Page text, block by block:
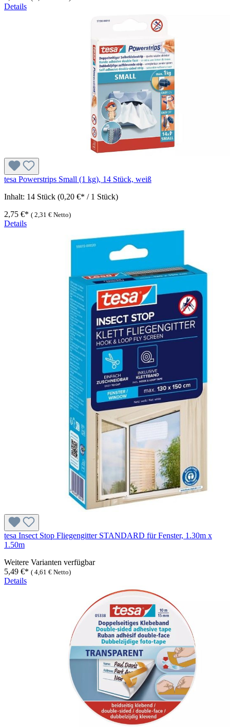
Details
tesa Powerstrips Small (1 kg), 14 Stück, weiß
Inhalt: 14 Stück (0,20 €* / 1 Stück)
2,75 €* ( 2,31 € Netto)
Details
tesa Insect Stop Fliegengitter STANDARD für Fenster, 1.30m x
1.50m
Weitere Varianten verfügbar
5,49 €* ( 4,61 € Netto)
Details